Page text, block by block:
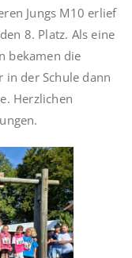
Jungs M10 erlief
8. Platz. Als eine
bekamen die
in der Schule dann
Herzlichen